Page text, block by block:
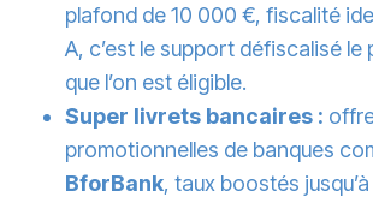
plafond de 10 000 €, fiscalité
A, c’est le support défiscalisé
que l’on est éligible.
Super livrets bancaires :
promotionnelles de banques
BforBank, taux boostés jusqu’à